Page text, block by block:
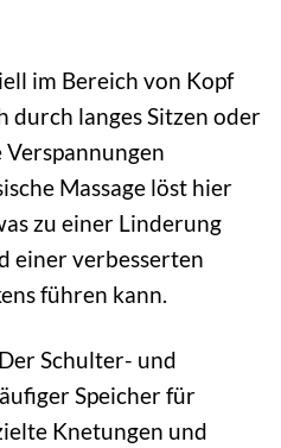
im Bereich von Kopf
durch langes Sitzen oder
Massage löst hier
zu einer Linderung
einer verbesserten
führen kann.
Der Schulter- und
Speicher für
Knetungen und